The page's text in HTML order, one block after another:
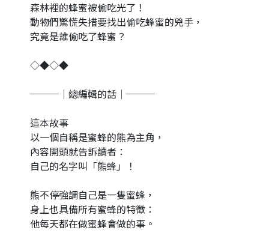
森林裡的蜂蜜被偷吃光了！
動物們驚慌失措要找出偷吃蜂蜜的兇手，
究竟是誰偷吃了蜂蜜？
◇◆◇◆
───｜總編輯的話｜───
這本故事
以一個自稱是蜜蜂的熊為主角，
內容開頭就告訴讀者：
自己的名字叫「熊蜂」！
熊不停強調自己是一隻蜜蜂，
身上也具備所有蜜蜂的特徵：
他每天都在做蜜蜂會做的事。